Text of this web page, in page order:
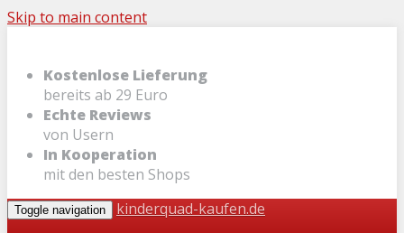
Skip to main content
Kostenlose Lieferung
bereits ab 29 Euro
Echte Reviews
von Usern
In Kooperation
mit den besten Shops
Toggle navigation
kinderquad-kaufen.de